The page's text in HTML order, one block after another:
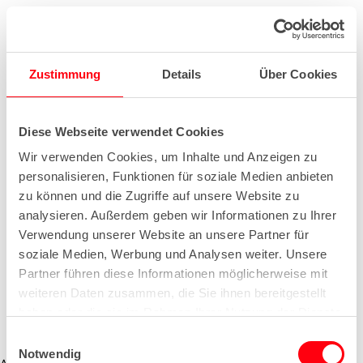
Zustimmung Details Über Cookies
Diese Webseite verwendet Cookies
Wir verwenden Cookies, um Inhalte und Anzeigen zu
personalisieren, Funktionen für soziale Medien anbieten
zu können und die Zugriffe auf unsere Website zu
analysieren. Außerdem geben wir Informationen zu Ihrer
Verwendung unserer Website an unsere Partner für
soziale Medien, Werbung und Analysen weiter. Unsere
Partner führen diese Informationen möglicherweise mit
weiteren Daten zusammen, die Sie ihnen bereitgestellt
Notwendig